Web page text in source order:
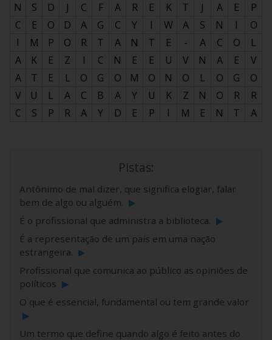
N
S D J C F A R E K T J A E
P
C
E O D A G C Y I W A S N I
O
I
M P O R T A N T E - A C O
L
A
K E Z I C N E E U V N A E
V
A
T E L O G O M O N O L O G
O
V
U L A C B A Y U K Z N O R
R
C
S P R A Y D E P I M E N T A
Pistas:
Antônimo de mal dizer, que significa elogiar, falar
bem de algo ou alguém. ▶
É o profissional que administra a biblioteca. ▶
É a representação de um país em uma nação
estrangeira. ▶
Profissional que comunica ao público as opiniões de
políticos ▶
O que é essencial, fundamental ou tem grande valor
▶
Um termo que define quando algo é feito antes do